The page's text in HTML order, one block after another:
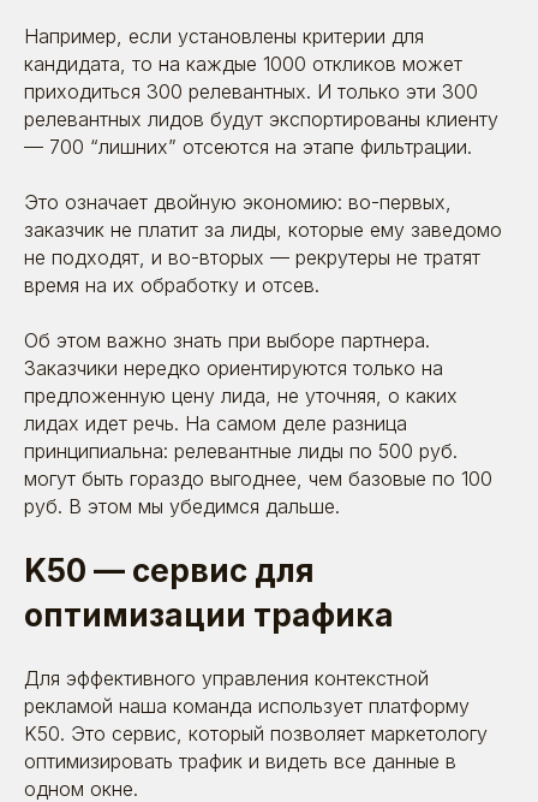
Например, если установлены критерии для
кандидата, то на каждые 1000 откликов может
приходиться 300 релевантных. И только эти 300
релевантных лидов будут экспортированы клиенту
— 700 “лишних” отсеются на этапе фильтрации.
Это означает двойную экономию: во-первых,
заказчик не платит за лиды, которые ему заведомо
не подходят, и во-вторых — рекрутеры не тратят
время на их обработку и отсев.
Об этом важно знать при выборе партнера.
Заказчики нередко ориентируются только на
предложенную цену лида, не уточняя, о каких
лидах идет речь. На самом деле разница
принципиальна: релевантные лиды по 500 руб.
могут быть гораздо выгоднее, чем базовые по 100
руб. В этом мы убедимся дальше.
K50 — сервис для
оптимизации трафика
Для эффективного управления контекстной
рекламой наша команда использует платформу
K50. Это сервис, который позволяет маркетологу
оптимизировать трафик и видеть все данные в
одном окне.